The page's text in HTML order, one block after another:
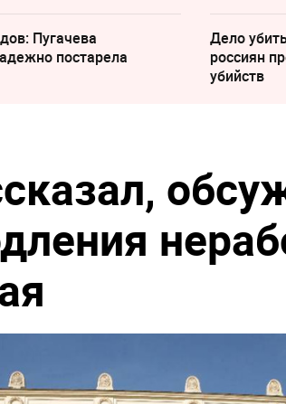
Пугачева
постарела
Дело
россиян
убийств